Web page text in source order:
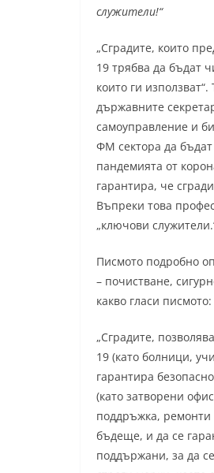
служители!“
„Сградите, които
19 трябва да бъдат
които ги
държавните
самоуправление и
ФМ сектора да
пандемията от
гарантира, че
Въпреки това
„ключови
Писмото подробно
– почистване,
какво гласи писмото:
„Сградите,
19 (като болници,
гарантира
(като затворени
поддръжка, ремонти
бъдеще, и да се
поддържани, за да